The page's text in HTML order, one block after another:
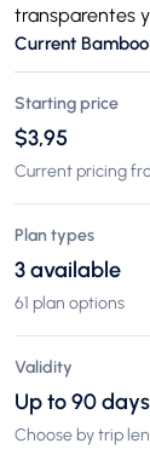
transparentes
Current
Starting price
$3,95
Current pricing
Plan types
3 available
61 plan options
Validity
Up to 90 days
Choose by trip